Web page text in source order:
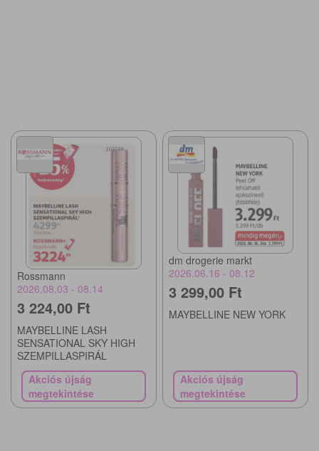
Rossmann
2026.08.03 - 08.14
3 224,00 Ft
MAYBELLINE LASH
SENSATIONAL SKY HIGH
SZEMPILLASPIRÁL
Akciós újság
megtekintése
dm drogerie markt
2026.06.16 - 08.12
3 299,00 Ft
MAYBELLINE NEW YORK
Akciós újság
megtekintése